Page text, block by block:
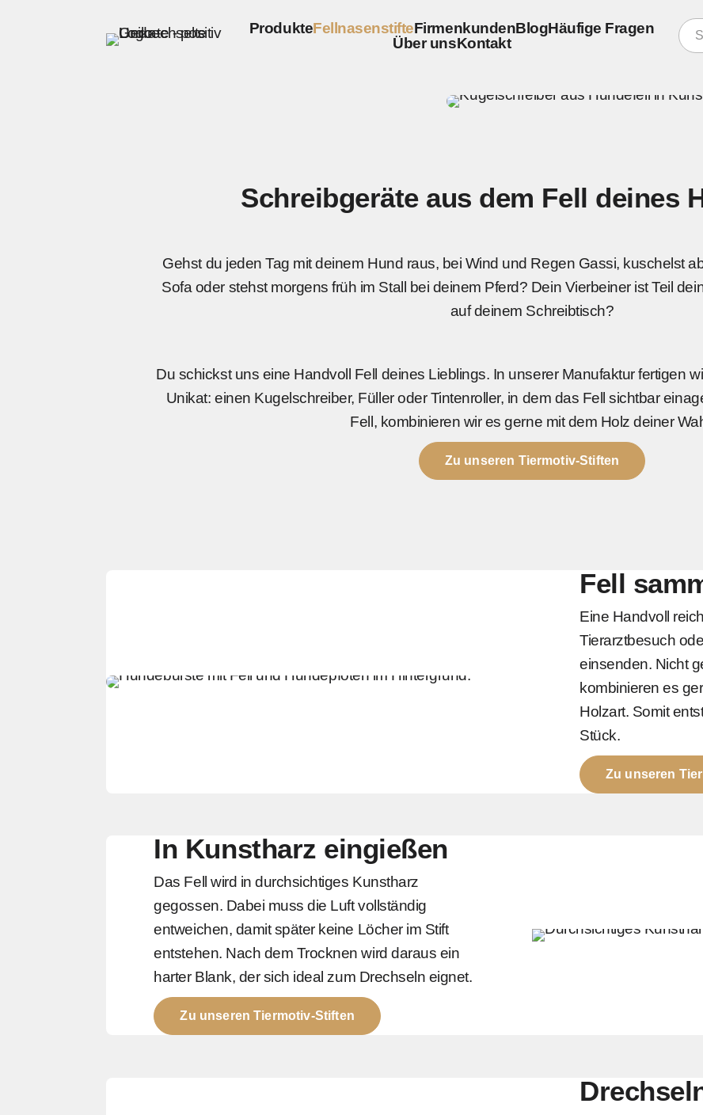
Produkte
Kugelschreiber
FellnasenstifteFirmenkundenBlogHäufige Fragen
Über unsKontakt
Hund · Katze · Pferd
Schreibgeräte aus dem Fell deines
Gehst du jeden Tag mit deinem Hund raus, bei Wind und Regen Gassi, kuschelst
Sofa oder stehst morgens früh im Stall bei deinem Pferd? Dein Vierbeiner ist Teil
auf deinem Schreibtisch?
Du schickst uns eine Handvoll Fell deines Lieblings. In unserer Manufaktur fertigen
Unikat: einen Kugelschreiber, Füller oder Tintenroller, in dem das Fell sichtbar
Fell, kombinieren wir es gerne mit dem Holz deiner
Zu unseren Tiermotiv-Stiften
Fell
Eine Handvoll
Tierarztbesuch
einsenden. Nicht
kombinieren es
Holzart. Somit
Stück.
Zu unseren
In Kunstharz eingießen
Das Fell wird in durchsichtiges Kunstharz
gegossen. Dabei muss die Luft vollständig
entweichen, damit später keine Löcher im Stift
entstehen. Nach dem Trocknen wird daraus ein
harter Blank, der sich ideal zum Drechseln eignet.
Zu unseren Tiermotiv-Stiften